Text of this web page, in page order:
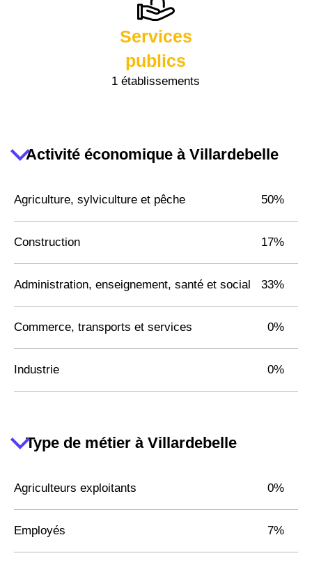
Services
publics
1 établissements
Activité économique à Villardebelle
Agriculture, sylviculture et pêche 50%
Construction 17%
Administration, enseignement, santé et social 33%
Commerce, transports et services 0%
Industrie 0%
Type de métier à Villardebelle
Agriculteurs exploitants 0%
Employés 7%